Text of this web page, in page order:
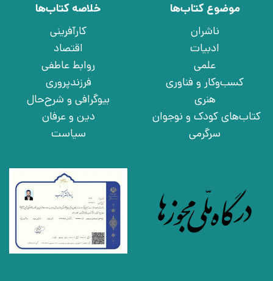
موضوع کتاب‌ها
ناشران
ادبیات
علمی
کسب‌وکار و فناوری
هنری
کتاب‌های کودک و نوجوان
سرگرمی
خلاصه کتاب‌ها
کارآفرینی
اقتصاد
روابط عاطفی
فرزندپروری
بیوگرافی و شرح‌حال
دین و عرفان
سیاست